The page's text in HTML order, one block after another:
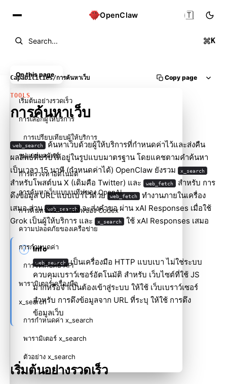
OpenClaw
Search... K
🇹🇭
Capabilities/การค้นหาเว็บ Copy page
TOOLS
การค้นหาเว็บ
web_search ค้นหาเว็บด้วยผู้ให้บริการที่กำหนดค่าไว้และส่งคืน
ผลลัพธ์ที่ปรับให้อยู่ในรูปแบบมาตรฐาน โดยแคชตามคำค้นหา
เป็นเวลา 15 นาที (กำหนดค่าได้) OpenClaw ยังรวม
x_search
สำหรับโพสต์บน X (เดิมคือ Twitter) และ web_fetch สำหรับ การ
ดึงข้อมูล URL แบบเบาไว้ด้วย web_fetch ทำงานภายในเครื่อง
เสมอ ส่วน web_search จะส่งคำขอ ผ่าน xAI Responses เมื่อใช้
Grok เป็นผู้ให้บริการ และ
x_search ใช้ xAI Responses เสมอ
Info
web_search เป็นเครื่องมือ HTTP แบบเบา ไม่ใช่ระบบ
ควบคุมเบราว์เซอร์อัตโนมัติ สำหรับ เว็บไซต์ที่ใช้ JS
มากหรือจำเป็นต้องเข้าสู่ระบบ ให้ใช้ เว็บเบราว์เซอร์
สำหรับ การดึงข้อมูลจาก URL ที่ระบุ ให้ใช้ การดึง
ข้อมูลเว็บ
เริ่มต้นอย่างรวดเร็ว
On this page
เริ่มต้นอย่างรวดเร็ว
การเลือกผู้ให้บริการ
การเปรียบเทียบผู้ให้บริการ
รูปแบบผลลัพธ์
การตรวจหาอัตโนมัติ
การค้นหาเว็บแบบเนทีฟของ OpenAI
การค้นหาเว็บแบบเนทีฟของ Codex
ความปลอดภัยของเครือข่าย
การกำหนดค่า
การจัดเก็บคีย์ API
พารามิเตอร์เครื่องมือ
x_search
การกำหนดค่า x_search
พารามิเตอร์ x_search
ตัวอย่าง x_search
ตัวอย่าง